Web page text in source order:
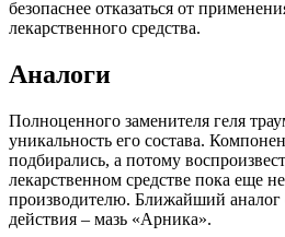
безопаснее отказаться от
лекарственного средства.
Аналоги
Полноценного заменителя геля
уникальность его состава.
подбирались, а потому
лекарственном средстве пока еще
производителю. Ближайший
действия – мазь «Арника».